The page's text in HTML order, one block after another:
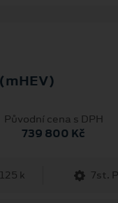
Původní cena s DPH
739 800 Kč
k 7st.